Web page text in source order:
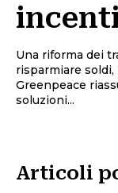
Una riforma dei
risparmiare
Greenpeace
soluzioni...
Articoli